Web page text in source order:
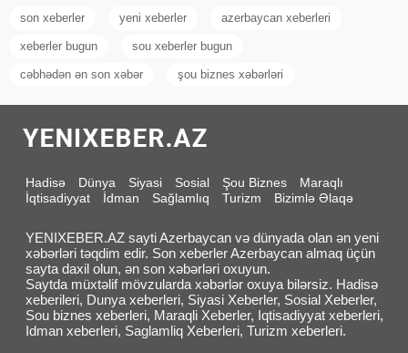
son xeberler yeni xeberler azerbaycan xeberleri
xeberler bugun sou xeberler bugun
cəbhədən ən son xəbər şou biznes xəbərləri
Hadisə Dünya Siyasi Sosial Şou Biznes
Maraqlı
İqtisadiyyat
İdman Sağlamlıq Turizm Bizimlə Əlaqə
YENIXEBER.AZ sayti Azerbaycan və dünyada olan ən yeni
xəbərləri təqdim edir. Son xeberler Azerbaycan almaq üçün
sayta daxil olun, ən son xəbərləri oxuyun.
Saytda müxtəlif mövzularda xəbərlər oxuya bilərsiz. Hadisə
xeberileri, Dunya xeberleri, Siyasi Xeberler, Sosial Xeberler,
Sou biznes xeberleri, Maraqli Xeberler, Iqtisadiyyat xeberleri,
Idman xeberleri, Saglamliq Xeberleri, Turizm xeberleri.